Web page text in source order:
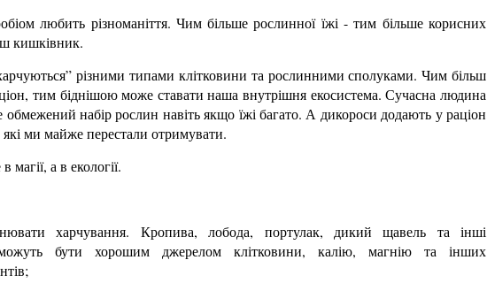
любить різноманіття. Чим більше рослинної їжі - тим більше корисних
кишківник.
різними типами клітковини та рослинними сполуками. Чим більш
тим біднішою може ставати наша внутрішня екосистема. Сучасна людина
обмежений набір рослин навіть якщо їжі багато. А дикороси додають у раціон
ми майже перестали отримувати.
магії, а в екології.
харчування. Кропива, лобода, портулак, дикий щавель та інші
бути хорошим джерелом клітковини, калію, магнію та інших